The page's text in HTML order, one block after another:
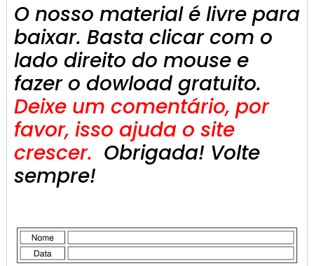
O nosso material é livre para
baixar. Basta clicar com o
lado direito do mouse e
fazer o dowload gratuito.
Deixe um comentário, por
favor, isso ajuda o site
crescer. Obrigada! Volte
sempre!